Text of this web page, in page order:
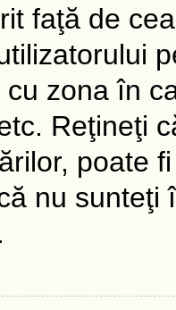
faţă de
zona în
Reţineţi
poate
nu sunteţi